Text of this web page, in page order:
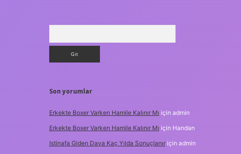
Son yorumlar
Erkekte Boxer Varken Hamile Kalınır Mı için admin
Erkekte Boxer Varken Hamile Kalınır Mı için Handan
Istinafa Giden Dava Kaç Yılda Sonuçlanıriçin admin